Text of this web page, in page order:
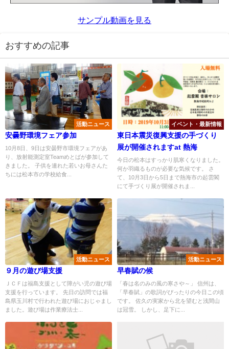
サンプル動画を見る
おすすめの記事
活動ニュース
安曇野環境フェア参加
10月8日、9日は安曇野市環境フェアがあ
り、放射能測定室Teamめとばが参加して
きました。 子供を連れた若いお母さんた
ちには松本市の学校給食...
イベント・最新情報
東日本震災復興支援の手づくり
展が開催されますat 熱海
今日の松本はすっかり肌寒くなりました。
何か羽織るものが必要な気候です。 さ
て、10月3日から5日まで熱海市の起雲閣
にて手づくり展が開催されま...
活動ニュース
９月の遊び場支援
ＪＣＦは福島支援として障がい児の遊び場
支援を行っています。 先日の訪問では福
島県玉川村で行われた遊び場におじゃまし
ました。遊び場は作業療法士...
活動ニュース
早春賦の候
「春は名のみの風の寒さや～」 信州は、
「早春賦」の歌詞がぴったりの今日この頃
です。 佐久の実家から北を望むと浅間山
は冠雪。 しかし、足下に...